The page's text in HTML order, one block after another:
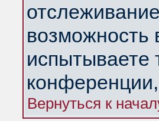
возможность
испытываете
Вернуться к